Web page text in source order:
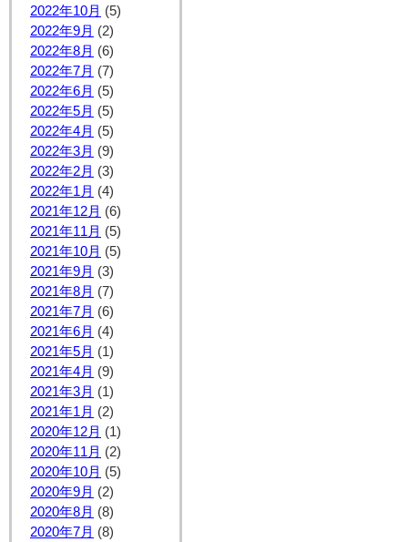
2022年10月 (5)
2022年9月 (2)
2022年8月 (6)
2022年7月 (7)
2022年6月 (5)
2022年5月 (5)
2022年4月 (5)
2022年3月 (9)
2022年2月 (3)
2022年1月 (4)
2021年12月 (6)
2021年11月 (5)
2021年10月 (5)
2021年9月 (3)
2021年8月 (7)
2021年7月 (6)
2021年6月 (4)
2021年5月 (1)
2021年4月 (9)
2021年3月 (1)
2021年1月 (2)
2020年12月 (1)
2020年11月 (2)
2020年10月 (5)
2020年9月 (2)
2020年8月 (8)
2020年7月 (8)